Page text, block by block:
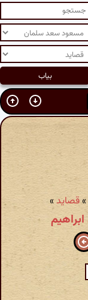
»قصاید »